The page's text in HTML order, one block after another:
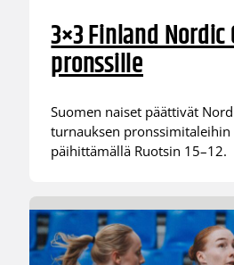
3×3 Finland Nordic
pronssille
Suomen naiset päättivät
turnauksen
päihittämällä Ruotsin 15–12.